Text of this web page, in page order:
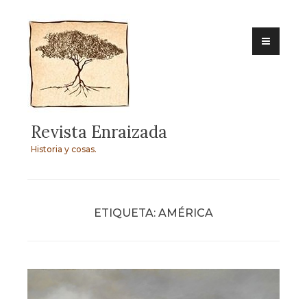
Skip
content
Revista Enraizada
Historia y cosas.
ETIQUETA: AMÉRICA